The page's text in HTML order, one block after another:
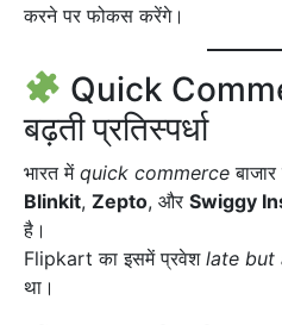
करने पर फोकस करेंगे।
Quick
बढ़ती प्रतिस्पर्धा
भारत में quick commerce
Blinkit, Zepto, और Swiggy
है।
Flipkart का इसमें प्रवेश late but
था।